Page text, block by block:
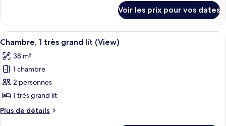
Suite
Exécutive,
1
chambre
le
type
de
Suite
Exécutive,
chambre
Voir les prix pour vos dates
Afficher
toutes
les
photos
pour
ce
type
de
Une chambre d’hôtel avec un
6
Chambre, 1 très grand lit (View)
38 m²
1 chambre
2 personnes
1 très grand lit
Plus de détails
Plus